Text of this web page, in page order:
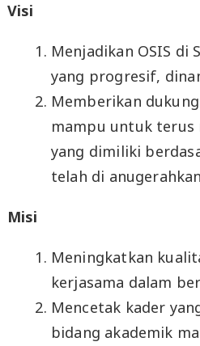
Visi
Menjadikan OSIS di
yang progresif,
Memberikan
mampu untuk terus
yang dimiliki
telah di
Misi
Meningkatkan
kerjasama dalam
Mencetak kader
bidang akademik